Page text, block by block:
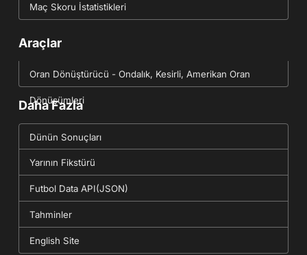
Maç Skoru İstatistikleri
Araçlar
Oran Dönüştürücü - Ondalık, Kesirli, Amerikan Oran
Dönüşümleri
Daha Fazla
Dünün Sonuçları
Yarının Fikstürü
Futbol Data API(JSON)
Tahminler
English Site